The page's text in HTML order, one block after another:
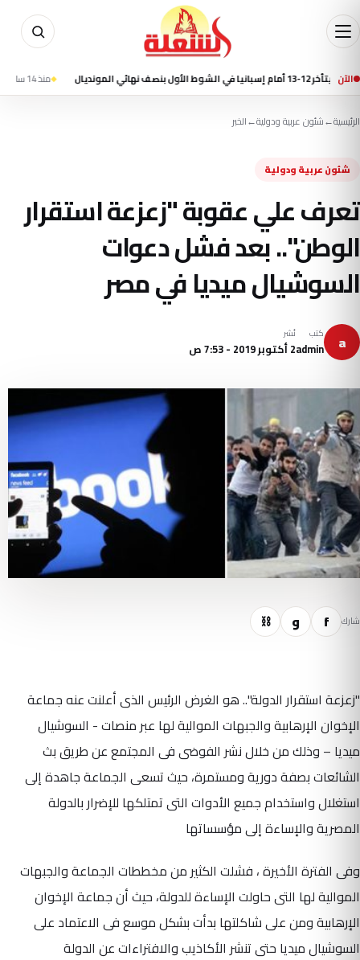
الآن منذ 14 ساعة مقتل 7 أشخاص في إطلاق نار بمدرسة شمال بانكوك وانتحار الطالب المشتبه به
الرئيسية←شئون عربية ودولية←الخبر
شئون عربية ودولية
تعرف علي عقوبة "زعزعة استقرار
الوطن".. بعد فشل دعوات
السوشيال ميديا في مصر
a كتب
admin
نُشر
2 أكتوبر 2019 - 7:53 ص
شارك f و ⛓
"زعزعة استقرار الدولة".. هو الغرض الرئيس الذى أعلنت عنه جماعة
الإخوان الإرهابية والجبهات الموالية لها عبر منصات - السوشيال
ميديا – وذلك من خلال نشر الفوضى فى المجتمع عن طريق بث
الشائعات بصفة دورية ومستمرة، حيث تسعى الجماعة جاهدة إلى
استغلال واستخدام جميع الأدوات التى تمتلكها للإضرار بالدولة
المصرية والإساءة إلى مؤسساتها
وفى الفترة الأخيرة ، فشلت الكثير من مخططات الجماعة والجبهات
الموالية لها التى حاولت الإساءة للدولة، حيث أن جماعة الإخوان
الإرهابية ومن على شاكلتها بدأت بشكل موسع فى الاعتماد على
السوشيال ميديا حتى تنشر الأكاذيب والافتراءات عن الدولة